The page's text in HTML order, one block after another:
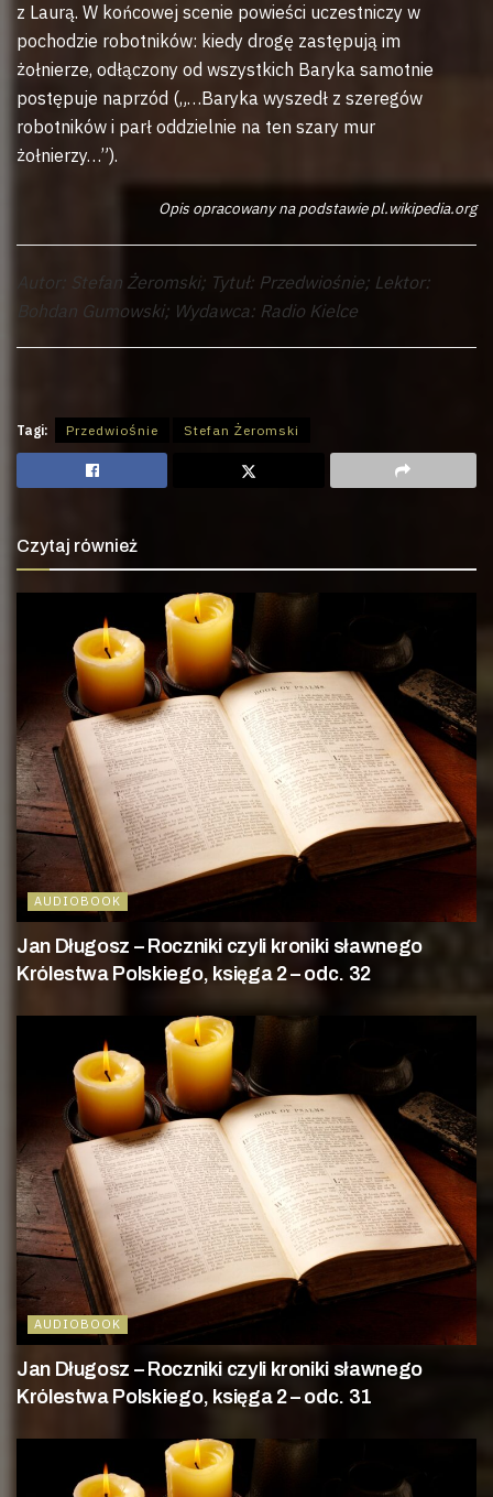
z Laurą. W końcowej scenie powieści uczestniczy w
pochodzie robotników: kiedy drogę zastępują im
żołnierze, odłączony od wszystkich Baryka samotnie
postępuje naprzód („…Baryka wyszedł z szeregów
robotników i parł oddzielnie na ten szary mur
żołnierzy…”).
Opis opracowany na podstawie pl.wikipedia.org
Autor: Stefan Żeromski; Tytuł: Przedwiośnie; Lektor:
Bohdan Gumowski; Wydawca: Radio Kielce
Tagi: Przedwiośnie Stefan Żeromski
Czytaj również
AUDIOBOOK
Jan Długosz – Roczniki czyli kroniki sławnego
Królestwa Polskiego, księga 2 – odc. 32
AUDIOBOOK
Jan Długosz – Roczniki czyli kroniki sławnego
Królestwa Polskiego, księga 2 – odc. 31